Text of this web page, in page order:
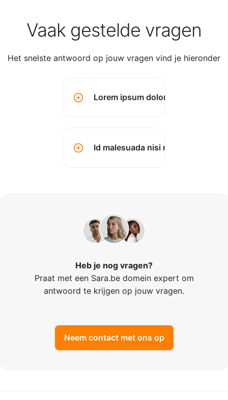
Vaak gestelde vragen
Het snelste antwoord op jouw vragen vind je hieronder
Lorem ipsum dolor sit amet
Id malesuada nisi montes?
Heb je nog vragen?
Praat met een Sara.be domein expert om
antwoord te krijgen op jouw vragen.
Neem contact met ons op